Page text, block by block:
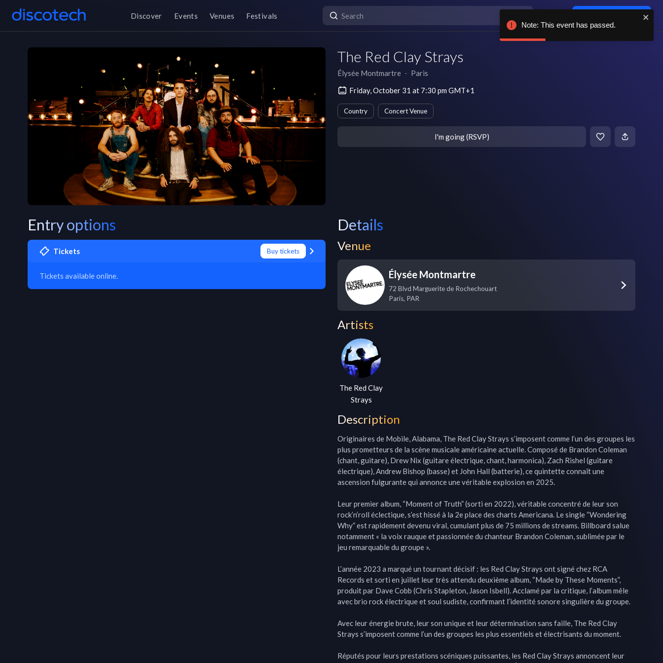
Discover Events Venues Festivals
The Red Clay Strays
Élysée Montmartre ∙ Paris
Friday, October 31 at 7:30 pm GMT+1
Country Concert Venue
I'm going (RSVP)
Entry options
Tickets Buy tickets
Tickets available online.
Details
Venue
Élysée Montmartre
72 Blvd Marguerite de Rochechouart
Paris, PAR
Artists
The Red Clay
Strays
Description
Originaires de Mobile, Alabama, The Red Clay Strays s’imposent comme l’un des groupes les
plus prometteurs de la scène musicale américaine actuelle. Composé de Brandon Coleman
(chant, guitare), Drew Nix (guitare électrique, chant, harmonica), Zach Rishel (guitare
électrique), Andrew Bishop (basse) et John Hall (batterie), ce quintette connaît une
ascension fulgurante qui annonce une véritable explosion en 2025.
Leur premier album, “Moment of Truth” (sorti en 2022), véritable concentré de leur son
rock’n’roll éclectique, s’est hissé à la 2e place des charts Americana. Le single “Wondering
Why” est rapidement devenu viral, cumulant plus de 75 millions de streams. Billboard salue
notamment « la voix rauque et passionnée du chanteur Brandon Coleman, sublimée par le
jeu remarquable du groupe ».
L’année 2023 a marqué un tournant décisif : les Red Clay Strays ont signé chez RCA
Records et sorti en juillet leur très attendu deuxième album, “Made by These Moments”,
produit par Dave Cobb (Chris Stapleton, Jason Isbell). Acclamé par la critique, l’album mêle
avec brio rock électrique et soul sudiste, confirmant l’identité sonore singulière du groupe.
Avec leur énergie brute, leur son unique et leur détermination sans faille, The Red Clay
Strays s’imposent comme l’un des groupes les plus essentiels et électrisants du moment.
Réputés pour leurs prestations scéniques puissantes, les Red Clay Strays annoncent leur
Note: This event has passed.